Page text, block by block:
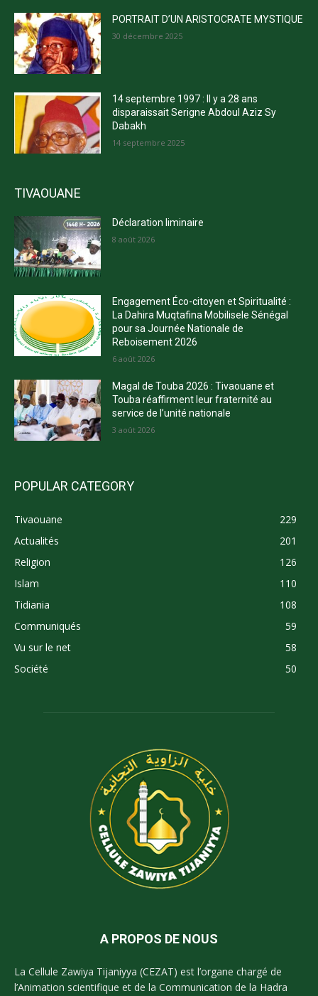
PORTRAIT D’UN ARISTOCRATE MYSTIQUE
30 décembre 2025
14 septembre 1997 : Il y a 28 ans
disparaissait Serigne Abdoul Aziz Sy
Dabakh
14 septembre 2025
TIVAOUANE
Déclaration liminaire
8 août 2026
Engagement Éco-citoyen et Spiritualité :
La Dahira Muqtafina Mobilisele Sénégal
pour sa Journée Nationale de
Reboisement 2026
6 août 2026
Magal de Touba 2026 : Tivaouane et
Touba réaffirment leur fraternité au
service de l’unité nationale
3 août 2026
POPULAR CATEGORY
Tivaouane
229
Actualités
201
Religion
126
Islam
110
Tidiania
108
Communiqués
59
Vu sur le net
58
Société
50
A PROPOS DE NOUS
La Cellule Zawiya Tijaniyya (CEZAT) est l’organe chargé de
l’Animation scientifique et de la Communication de la Hadra